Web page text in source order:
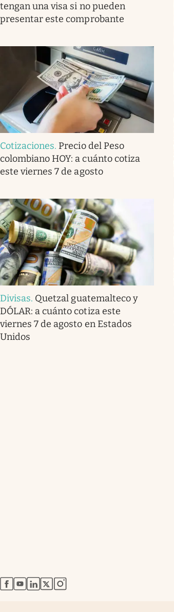
tengan una visa si no pueden
presentar este comprobante
Cotizaciones. Precio del Peso
colombiano HOY: a cuánto cotiza
este viernes 7 de agosto
Divisas. Quetzal guatemalteco y
DÓLAR: a cuánto cotiza este
viernes 7 de agosto en Estados
Unidos
abre en nueva pestaña
abre en nueva pestaña
abre en nueva pestaña
abre en nueva pestaña
abre en nueva pestaña